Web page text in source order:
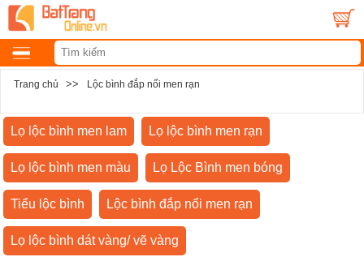
Trang chủ >> Lộc bình đắp nổi men rạn
Lọ lộc bình men lam Lọ lộc bình men rạn
Lọ lộc bình men màu Lọ Lộc Bình men bóng
Tiểu lộc bình Lộc bình đắp nổi men rạn
Lọ lộc bình dát vàng/ vẽ vàng